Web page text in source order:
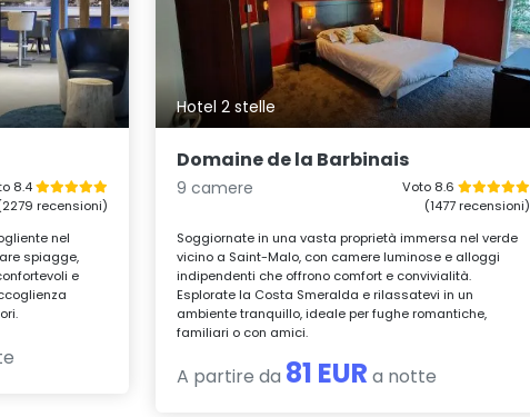
8.4
recensioni)
nel
spiagge,
e
Hotel 2 stelle
Domaine de la Barbinais
9 camere
Voto 8.6
(1477 recensioni)
Soggiornate in una vasta proprietà immersa nel verde
vicino a Saint-Malo, con camere luminose e alloggi
indipendenti che offrono comfort e convivialità.
Esplorate la Costa Smeralda e rilassatevi in un
ambiente tranquillo, ideale per fughe romantiche,
familiari o con amici.
A partire da 81 EUR a notte